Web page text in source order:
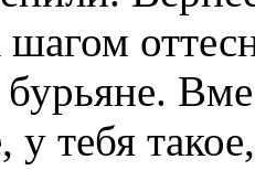
шагом
у тебя